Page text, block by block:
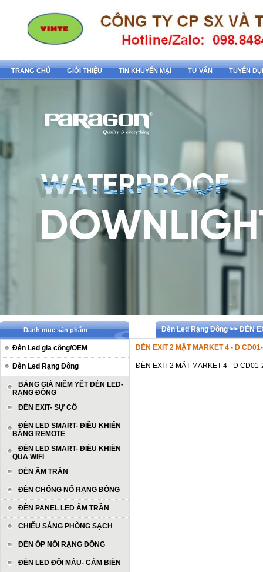
TRANG CHỦ GIỚI THIỆU TIN KHUYẾN MẠI TƯ VẤN TUYỂN
Danh mục sản phẩm
Đèn Led gia công/OEM
Đèn Led Rạng Đông
BẢNG GIÁ NIÊM YẾT ĐÈN LED-
RẠNG ĐÔNG
ĐÈN EXIT- SỰ CỐ
ĐÈN LED SMART- ĐIỀU KHIỂN
BẰNG REMOTE
ĐÈN LED SMART- ĐIỀU KHIỂN
QUA WIFI
ĐÈN ÂM TRẦN
ĐÈN CHỐNG NỔ RẠNG ĐÔNG
ĐÈN PANEL LED ÂM TRẦN
CHIẾU SÁNG PHÒNG SẠCH
ĐÈN ỐP NỔI RẠNG ĐÔNG
ĐÈN LED ĐỔI MÀU- CẢM BIẾN
Đèn Led Rạng Đông >> ĐÈN
ĐÈN EXIT 2 MẶT MARKET 4 - D
ĐÈN EXIT 2 MẶT MARKET 4 - D